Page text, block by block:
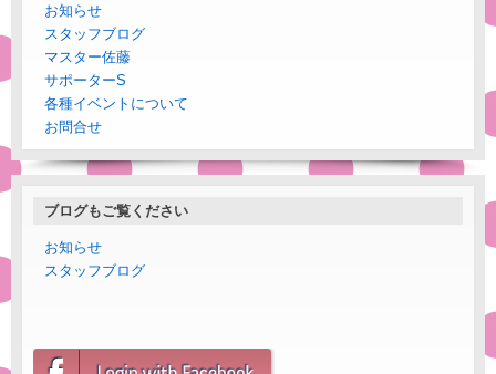
お知らせ
スタッフブログ
マスター佐藤
サポーターS
各種イベントについて
お問合せ
ブログもご覧ください
お知らせ
スタッフブログ